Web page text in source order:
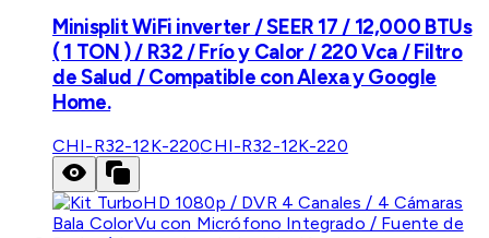
Minisplit WiFi inverter / SEER 17 / 12,000 BTUs
( 1 TON ) / R32 / Frío y Calor / 220 Vca / Filtro
de Salud / Compatible con Alexa y Google
Home.
CHI-R32-12K-220CHI-R32-12K-220